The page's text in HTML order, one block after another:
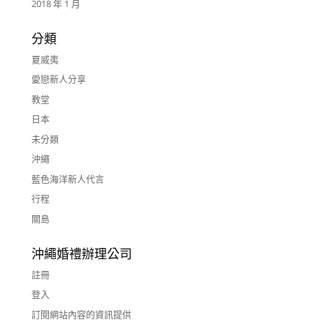
2018 年 1 月
分類
夏威夷
愛戀新人分享
教堂
日本
未分類
沖繩
藍色海洋新人代言
行程
關島
沖繩婚禮辦理公司
註冊
登入
訂閱網站內容的資訊提供